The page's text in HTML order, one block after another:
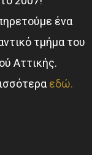
ένα
τμήμα του
Αττικής.
εδώ.